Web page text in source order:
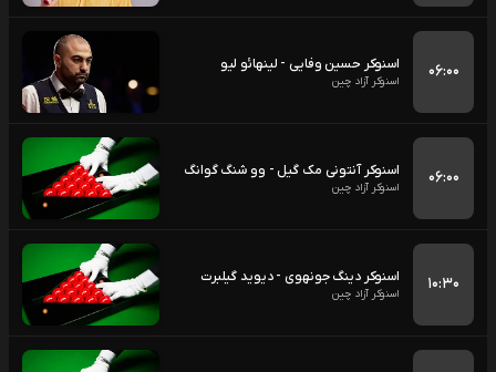
۰۶:۰۰ اسنوکر حسین وفایی - لینهائو لیو
اسنوکر آزاد چین
۰۶:۰۰ اسنوکر آنتونی مک گیل - وو شنگ گوانگ
اسنوکر آزاد چین
۱۰:۳۰ اسنوکر دینگ جونهوی - دیوید گیلبرت
اسنوکر آزاد چین